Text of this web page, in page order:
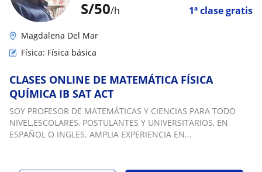
S/50/h 1ª clase gratis
Magdalena Del Mar
Física: Física básica
CLASES ONLINE DE MATEMÁTICA FÍSICA
QUÍMICA IB SAT ACT
SOY PROFESOR DE MATEMÁTICAS Y CIENCIAS PARA TODO
NIVEL,ESCOLARES, POSTULANTES Y UNIVERSITARIOS, EN
ESPAÑOL O INGLES. AMPLIA EXPERIENCIA EN...